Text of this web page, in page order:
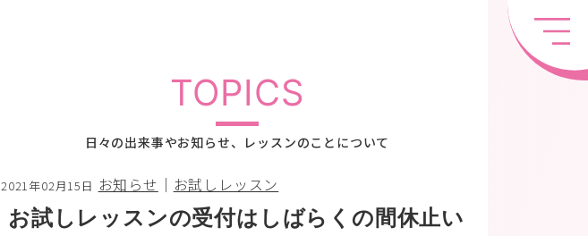
TOPICS
日々の出来事やお知らせ、レッスンのことについて
2021年02月15日 お知らせ ｜ お試しレッスン
お試しレッスンの受付はしばらくの間休止い